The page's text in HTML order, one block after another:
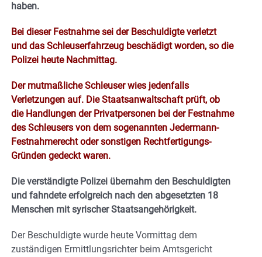
haben.
Bei dieser Festnahme sei der Beschuldigte verletzt
und das Schleuserfahrzeug beschädigt worden, so die
Polizei heute Nachmittag.
Der mutmaßliche Schleuser wies jedenfalls
Verletzungen auf. Die Staatsanwaltschaft prüft, ob
die Handlungen der Privatpersonen bei der Festnahme
des Schleusers von dem sogenannten Jedermann-
Festnahmerecht oder sonstigen Rechtfertigungs-
Gründen gedeckt waren.
Die verständigte Polizei übernahm den Beschuldigten
und fahndete erfolgreich nach den abgesetzten 18
Menschen mit syrischer Staatsangehörigkeit.
Der Beschuldigte wurde heute Vormittag dem
zuständigen Ermittlungsrichter beim Amtsgericht